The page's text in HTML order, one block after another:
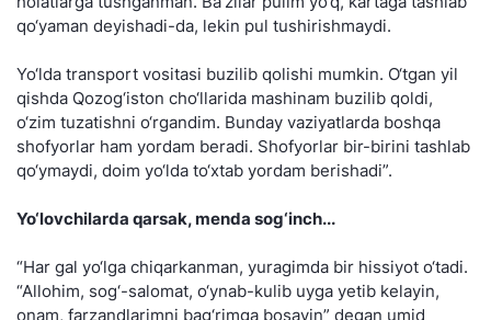
qo‘yaman deyishadi-da, lekin pul tushirishmaydi.
Yo‘lda transport vositasi buzilib qolishi mumkin. O‘tgan yil
qishda Qozog‘iston cho‘llarida mashinam buzilib qoldi,
o‘zim tuzatishni o‘rgandim. Bunday vaziyatlarda boshqa
shofyorlar ham yordam beradi. Shofyorlar bir-birini tashlab
qo‘ymaydi, doim yo‘lda to‘xtab yordam berishadi”.
Yo‘lovchilarda qarsak, menda sog‘inch...
“Har gal yo‘lga chiqarkanman, yuragimda bir hissiyot o‘tadi.
“Allohim, sog‘-salomat, o‘ynab-kulib uyga yetib kelayin,
onam, farzandlarimni bag‘rimga bosayin” degan umid